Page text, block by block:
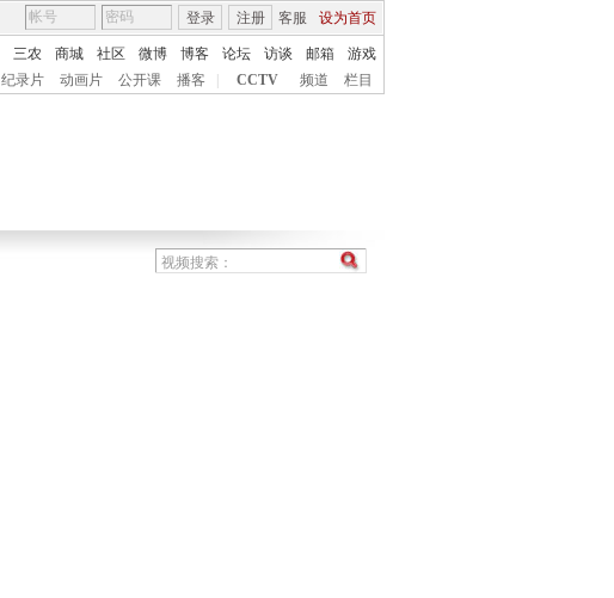
客服 设为首页
登录 注册
三农 商城 社区 微博 博客 论坛 访谈 邮箱
游戏
纪录片 动画片 公开课 播客 CCTV 频道 栏目